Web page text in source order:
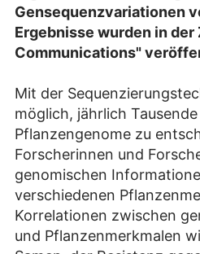
Gensequenzvariationen
Ergebnisse wurden in
Communications"
Mit der
möglich, jährlich
Pflanzengenome zu
Forscherinnen und
genomischen
verschiedenen
Korrelationen zwischen
und Pflanzenmerkmalen